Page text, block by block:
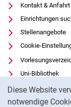
Diese Website
notwendige
Kontakt & Anfahrt
Einrichtungen
Stellenangebote
Cookie-
Uni-Bibliothek
Moodle
Panopto